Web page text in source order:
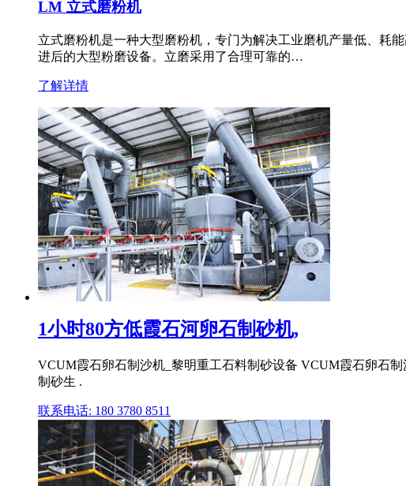
LM 立式磨粉机
立式磨粉机是一种大型磨粉机，专门为解决工业磨机产量低、耗
进后的大型粉磨设备。立磨采用了合理可靠的…
了解详情
1小时80方低霞石河卵石制砂机,
VCUM霞石卵石制沙机_黎明重工石料制砂设备 VCUM霞石卵石
制砂生 .
联系电话: 180 3780 8511